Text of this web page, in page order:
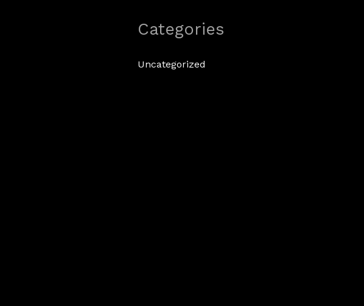
Categories
Uncategorized